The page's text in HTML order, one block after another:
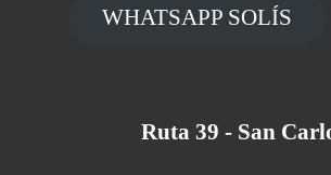
WHATSAPP SOLÍS
Ruta 39 - San